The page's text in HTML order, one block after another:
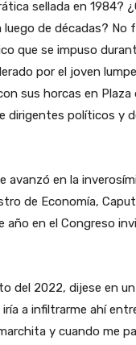
sellada en 1984?
de décadas? No
que se impuso
por el joven
sus horcas en Plaza
dirigentes políticos y
en la
de Economía,
año en el Congreso
del 2022, dijese en
a infiltrarme ahí
y cuando me